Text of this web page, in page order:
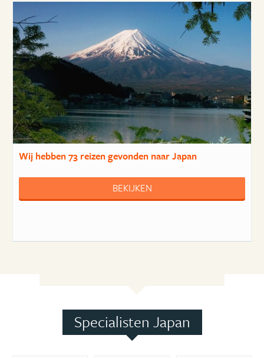
Wij hebben73 reizengevonden naar Japan
BEKIJKEN
Specialisten Japan